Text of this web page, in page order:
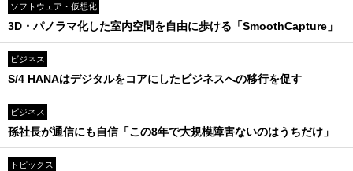
ソフトウェア・仮想化
3D・パノラマ化した室内空間を自由に歩ける「SmoothCapture」
ビジネス
S/4 HANAはデジタルをコアにしたビジネスへの移行を促す
ビジネス
孫社長が通信にも自信「この8年で大規模障害ないのはうちだけ」
トピックス